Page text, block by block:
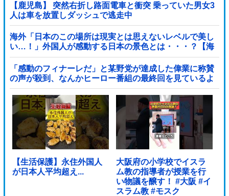
【鹿児島】 突然右折し路面電車と衝突 乗っていた男女3
人は車を放置しダッシュで逃走中
海外「日本のこの場所は現実とは思えないレベルで美し
い…！」外国人が感動する日本の景色とは・・・？【海
外の反応】
「感動のフィナーレだ」と某野党が達成した偉業に称賛
の声が殺到、なんかヒーロー番組の最終回を見ているよ
うな気分に……他
【生活保護】永住外国人
が日本人平均超え...
大阪府の小学校でイスラ
ム教の指導者が授業を行
い物議を醸す！ #大阪 #イ
スラム教 #モスク